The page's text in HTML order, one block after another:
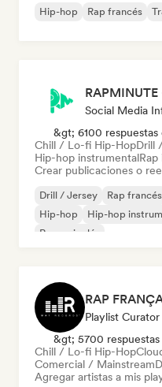
Hip-hop Rap francés
Social Media
&gt; 6100 respuestas
Chill / Lo-fi Hip-HopDrill
Hip-hop instrumental
Crear publicaciones o
Drill / Jersey Rap francés
Hip-hop
Hip-hop
Rap en inglés
Playlist Curator
&gt; 5700 respuestas
Chill / Lo-fi Hip-Hop
Comercial / Mainstream
Agregar artistas a mis